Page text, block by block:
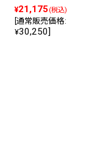
¥21,175 (税込)
通常販売価格:
¥30,250]